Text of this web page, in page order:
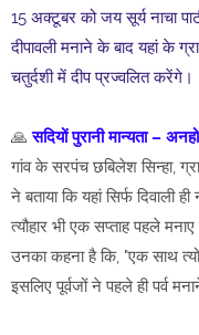
15 अक्टूबर को जय सूर्य नाचा
दीपावली मनाने के बाद यहां के
चतुर्दशी में दीप प्रज्वलित करेंगे।
🙏सदियों पुरानी मान्यता –
गांव के सरपंच छबिलेश सिन्हा,
ने बताया कि यहां सिर्फ दिवाली
त्यौहार भी एक सप्ताह पहले
उनका कहना है कि, "एक साथ
इसलिए पूर्वजों ने पहले ही पर्व